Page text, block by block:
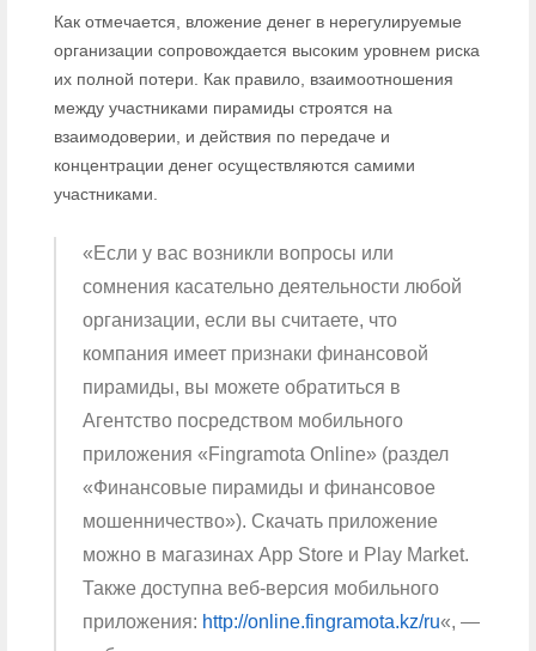
Как отмечается, вложение денег в нерегулируемые
организации сопровождается высоким уровнем риска
их полной потери. Как правило, взаимоотношения
между участниками пирамиды строятся на
взаимодоверии, и действия по передаче и
концентрации денег осуществляются самими
участниками.
«Если у вас возникли вопросы или
сомнения касательно деятельности любой
организации, если вы считаете, что
компания имеет признаки финансовой
пирамиды, вы можете обратиться в
Агентство посредством мобильного
приложения «Fingramota Online» (раздел
«Финансовые пирамиды и финансовое
мошенничество»). Скачать приложение
можно в магазинах App Store и Play Market.
Также доступна веб-версия мобильного
приложения: http://online.fingramota.kz/ru«, —